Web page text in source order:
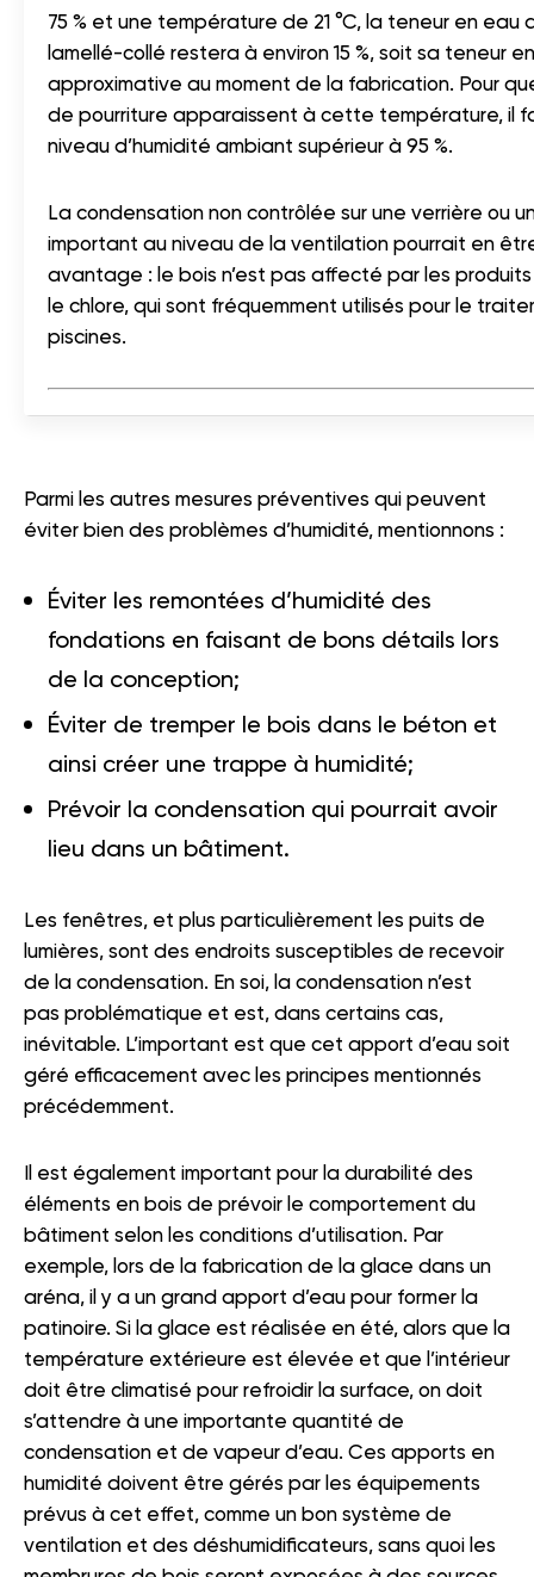
75 % et une température de 21 °C, la teneur en eau
lamellé-collé restera à environ 15 %, soit sa teneur
approximative au moment de la fabrication. Pour
de pourriture apparaissent à cette température, il
niveau d’humidité ambiant supérieur à 95 %.
La condensation non contrôlée sur une verrière ou
important au niveau de la ventilation pourrait en
avantage : le bois n’est pas affecté par les produits
le chlore, qui sont fréquemment utilisés pour le
piscines.
Parmi les autres mesures préventives qui peuvent
éviter bien des problèmes d’humidité, mentionnons :
Éviter les remontées d’humidité des
fondations en faisant de bons détails lors
de la conception;
Éviter de tremper le bois dans le béton et
ainsi créer une trappe à humidité;
Prévoir la condensation qui pourrait avoir
lieu dans un bâtiment.
Les fenêtres, et plus particulièrement les puits de
lumières, sont des endroits susceptibles de recevoir
de la condensation. En soi, la condensation n’est
pas problématique et est, dans certains cas,
inévitable. L’important est que cet apport d’eau soit
géré efficacement avec les principes mentionnés
précédemment.
Il est également important pour la durabilité des
éléments en bois de prévoir le comportement du
bâtiment selon les conditions d’utilisation. Par
exemple, lors de la fabrication de la glace dans un
aréna, il y a un grand apport d’eau pour former la
patinoire. Si la glace est réalisée en été, alors que la
température extérieure est élevée et que l’intérieur
doit être climatisé pour refroidir la surface, on doit
s’attendre à une importante quantité de
condensation et de vapeur d’eau. Ces apports en
humidité doivent être gérés par les équipements
prévus à cet effet, comme un bon système de
ventilation et des déshumidificateurs, sans quoi les